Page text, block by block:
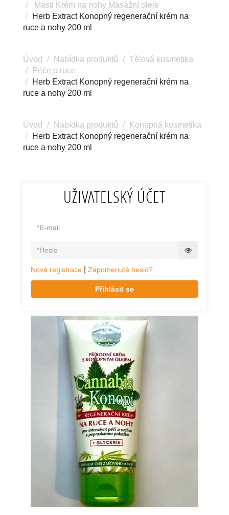
Masti Krém na nohy Masážní oleje
Herb Extract Konopný regenerační krém na
ruce a nohy 200 ml
Úvod Nabídka produktů
Tělová kosmetika
Péče o ruce
Herb Extract Konopný regenerační krém na
ruce a nohy 200 ml
Úvod Nabídka produktů
Konopná kosmetika
Herb Extract Konopný regenerační krém na
ruce a nohy 200 ml
UŽIVATELSKÝ ÚČET
Nová registrace Zapomenuté heslo?
Přihlásit se